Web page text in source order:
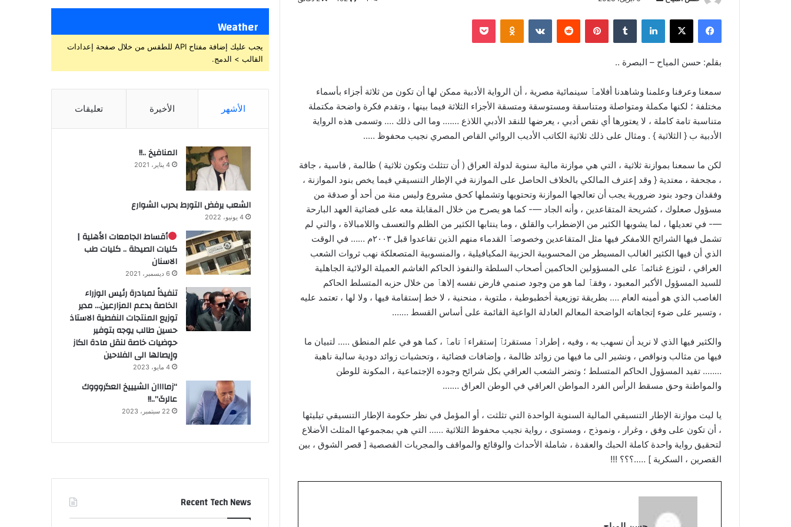
إلكترونيا
فيسبوك ‫X لينكدإن بينتيريست Odnoklassniki
‫Pocket
بقلم: حسن المياح – البصرة ..
سمعنا وعرفنا وعلمنا وشاهدنا أفلامٱ سينمائية مصرية ، أن الرواية الأدبية ممكن لها أن تكون من ثلاثة أجزاء بأسماء
مختلفة ؛ لكنها مكملة ومتواصلة ومتناسقة ومستوسقة ومتسقة الأجزاء الثلاثة فيما بينها ، وتقدم فكرة واضحة مكتملة
متناسبة تامة كاملة ، لا يعتورها أي نقص أدبي ، يعرضها للنقد الأدبي اللاذع ……. وما الى ذلك …. وتسمى هذه الرواية
الأدبية ب { الثلاثية } . ومثال على ذلك ثلاثية الكاتب الأديب الروائي القاص المصري نجيب محفوظ …..
لكن ما سمعنا بموازنة ثلاثية ، التي هي موازنة مالية سنوية لدولة العراق ( أن تتثلث وتكون ثلاثية ) ظالمة , قاسية ، جافة
، مجحفة ، معتدية { وقد إعترف المالكي بالخلاف الحاصل على الموازنة في الإطار التنسيقي فيما يخص بنود الموازنة ،
وفقدان وجود بنود ضرورية يجب أن تعالجها الموازنة وتحتويها وتشملها كحق مشروع وليس منة من أحد أو صدقة من
مسؤول صعلوك ، كشريحة المتقاعدين ، وأنه الجاد —- كما هو يصرح من خلال المقابلة معه على فضائية العهد البارحة
—- في تعديلها ، لما يشوبها الكثير من الإضطراب والقلق ، وما ينتابها الكثير من الظلم والتعسف واللامبالاة ، والتي لم
تشمل فيها الشرائح اللامفكر فيها مثل المتقاعدين وخصوصٱ القدماء منهم الذين تقاعدوا قبل ٢٠٠٣م …… في الوقت
الذي أن فيها الكثير الغالب المسيطر من المحسوبية الحزبية المكيافيلية ، والمنسوبية المتصعلكة نهب ثروات الشعب
العراقي ، لتوزع غنائمٱ على المسؤولين الحاكمين أصحاب السلطة والنفوذ الحاكم الغاشم العميلة الولائية الجاهلية
للسيد المسؤول الأكبر المعبود ، وفقٱ لما هو من وجود صنمي فارض نفسه إلاهٱ من خلال حزبه المتسلط الحاكم
الغاصب الذي هو أمينه العام …. بطريقة توزيعية أخطبوطية ، ملتوية ، منحنية ، لا خط إستقامة فيها ، ولا لها ، تعتمد عليه
، وتسير على ضوء إتجاهاته الواضحة المعالم العادلة الواعية القائمة على أساس القسط …….
والكثير فيها الذي لا نريد أن نسهب به ، وفيه ، إطرادٱ مستقرئٱ إستقراءٱ تامٱ ، كما هو في علم المنطق ….. لتبيان ما
فيها من مثالب ونواقص ، ونشير الى ما فيها من زوائد ظالمة ، وإضافات فضائية ، وتحشيات زوائد دودية سالبة ناهبة
…….. تفيد المسؤول الحاكم المتسلط ؛ وتضر الشعب العراقي بكل شرائح وجوده الإجتماعية ، المكونة للوطن
والمواطنة وحق مسقط الرأس الفرد المواطن العراقي في الوطن العراق …….
يا ليت موازنة الإطار التنسيقي المالية السنوية الواحدة التي تثلثت ، أو المؤمل في نظر حكومة الإطار التنسيقي تيليثها
، أن تكون على وفق ، وغرار ، ونموذج ، ومستوى ، رواية نجيب محفوظ الثلاثية …… التي هي بمجموعها المثلث الأضلاع
لتحقيق رواية واحدة كاملة الحبك والعقدة ، شاملة الأحداث والوقائع والمواقف والمجريات القصصية [ قصر الشوق ، بين
القصرين ، السكرية ] …..؟؟؟ !!!
Weather
يجب عليك إضافة مفتاح API للطقس من خلال صفحة إعدادات
القالب > الدمج.
الأشهر الأخيرة تعليقات
المنافيخ ..!!
4 يناير، 2021
الشعب يرفض التورط بحرب الشوارع
4 يونيو، 2022
أقساط الجامعات الأهلية |
كليات الصيدلة .. كليات طب
الاسنان
6 ديسمبر، 2021
تنفيذاً لمبادرة رئيس الوزراء
الخاصة بدعم المزارعين… مدير
توزيع المنتجات النفطية الاستاذ
حسين طالب يوجه بتوفير
حوضيات خاصة لنقل مادة الكاز
وإيصالها الى الفلاحين
4 مايو، 2023
“زماااان الشيييخ العگروووك
عالرگ”..!!
22 سبتمبر، 2023
Recent Tech News